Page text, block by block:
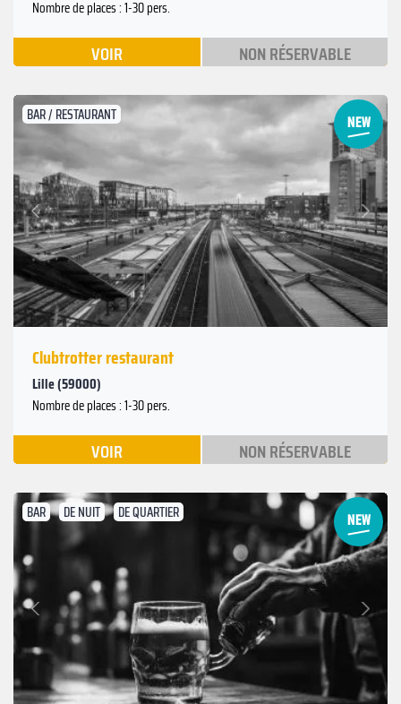
Nombre de places : 1-30 pers.
VOIR NON RÉSERVABLE
BAR / RESTAURANT
Précédent
Suivant
Clubtrotter restaurant
Lille (59000)
Nombre de places : 1-30 pers.
VOIR NON RÉSERVABLE
BAR DE NUIT DE QUARTIER
Précédent
Suivant